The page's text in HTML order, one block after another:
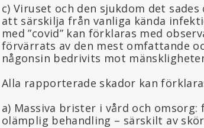
c) Viruset och den sjukdom det sades
att särskilja från vanliga kända
med ”covid” kan förklaras med
förvärrats av den mest omfattande
någonsin bedrivits mot
Alla rapporterade skador kan
a) Massiva brister i vård och
olämplig behandling – särskilt av